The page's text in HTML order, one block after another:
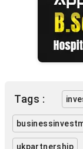
Tags :
ukpartnership